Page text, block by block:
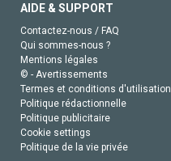
AIDE & SUPPORT
Contactez-nous / FAQ
Qui sommes-nous ?
Mentions légales
© - Avertissements
Termes et conditions d'utilisation
Politique rédactionnelle
Politique publicitaire
Cookie settings
Politique de la vie privée